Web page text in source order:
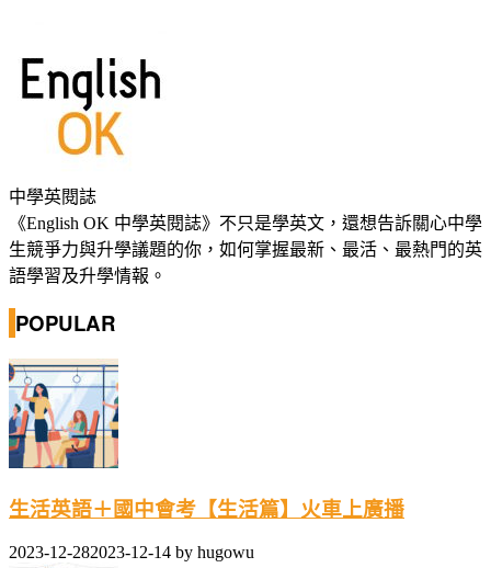
中學英閱誌
《English OK 中學英閱誌》不只是學英文，還想告訴關心中學
生競爭力與升學議題的你，如何掌握最新、最活、最熱門的英
語學習及升學情報。
POPULAR
生活英語＋國中會考【生活篇】火車上廣播
2023-12-282023-12-14 by hugowu